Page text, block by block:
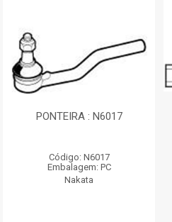
PONTEIRA : N6017
Código: N6017
Embalagem: PC
Nakata